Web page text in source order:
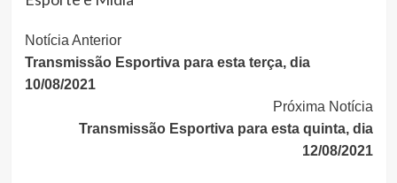
Continue
Lendo
Notícia Anterior
Transmissão Esportiva para esta terça, dia
10/08/2021
Próxima Notícia
Transmissão Esportiva para esta quinta, dia
12/08/2021